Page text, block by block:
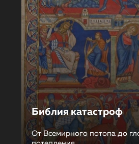
Библия катастроф
От Всемирного потопа до